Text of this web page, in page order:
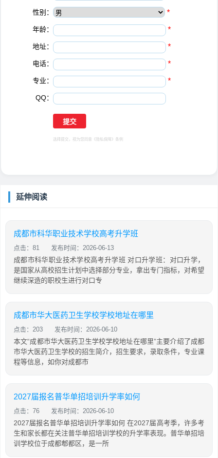
性别： *
年龄： *
地址： *
电话： *
专业： *
QQ：
选择提交，视为您同意 《隐私保障》 条例
延伸阅读
成都市科华职业技术学校高考升学班
点击：81 发布时间：2026-06-13
成都市科华职业技术学校高考升学班 对口升学班：对口升学，
是国家从高校招生计划中选择部分专业，拿出专门指标，对希望
继续深造的职校生进行对口专
成都市华大医药卫生学校学校地址在哪里
点击：203 发布时间：2026-06-10
本文“成都市华大医药卫生学校学校地址在哪里”主要介绍了成都
市华大医药卫生学校的招生简介，招生要求，录取条件，专业课
程等信息，如你对成都市
2027届报名普华单招培训升学率如何
点击：76 发布时间：2026-06-10
2027届报名普华单招培训升学率如何 在2027届高考季，许多考
生和家长都在关注普华单招培训学校的升学率表现。普华单招培
训学校位于成都郫都区，是一所